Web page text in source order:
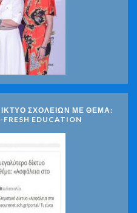
ΣΧΟΛΕΊΩΝ ΜΕ ΘΈΜΑ:
EDUCATION